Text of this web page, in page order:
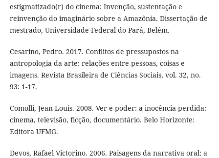
estigmatizado(r) do cinema: Invenção, sustentação e
reinvenção do imaginário sobre a Amazônia. Dissertação de
mestrado, Universidade Federal do Pará, Belém.
Cesarino, Pedro. 2017. Conflitos de pressupostos na
antropologia da arte: relações entre pessoas, coisas e
imagens. Revista Brasileira de Ciências Sociais, vol. 32, no.
93: 1-17.
Comolli, Jean-Louis. 2008. Ver e poder: a inocência perdida:
cinema, televisão, ficção, documentário. Belo Horizonte:
Editora UFMG.
Devos, Rafael Victorino. 2006. Paisagens da narrativa oral: a